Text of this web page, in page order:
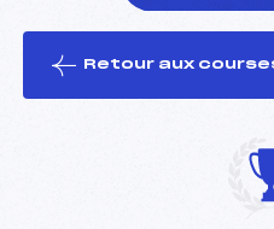
le ski
Retour aux